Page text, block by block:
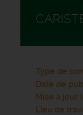
Type de
Date de
Mise à jour
Lieu de